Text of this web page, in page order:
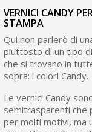
VERNICI CANDY
STAMPA
Qui non parlerò di
piuttosto di un tipo
che si trovano in
sopra: i colori Candy.
Le vernici Candy
semitrasparenti che
per molti motivi, ma